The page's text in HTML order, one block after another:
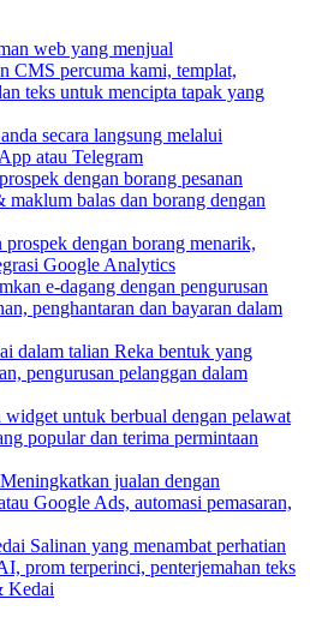
web yang menjual
CMS percuma kami, templat,
teks untuk mencipta tapak yang
secara langsung melalui
atau Telegram
dengan borang pesanan
maklum balas dan borang dengan
prospek dengan borang menarik,
Google Analytics
e-dagang dengan pengurusan
penghantaran dan bayaran dalam
dalam talian Reka bentuk yang
pengurusan pelanggan dalam
untuk berbual dengan pelawat
popular dan terima permintaan
Meningkatkan jualan dengan
Google Ads, automasi pemasaran,
Salinan yang menambat perhatian
prom terperinci, penterjemahan teks
Kedai